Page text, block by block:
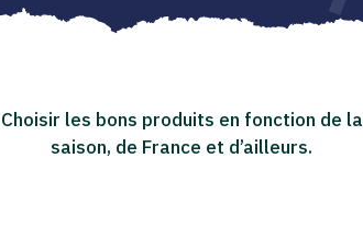
Choisir les bons produits en fonction de la
saison, de France et d’ailleurs.